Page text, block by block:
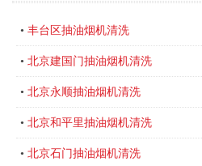
• 丰台区抽油烟机清洗
• 北京建国门抽油烟机清洗
• 北京永顺抽油烟机清洗
• 北京和平里抽油烟机清洗
• 北京石门抽油烟机清洗